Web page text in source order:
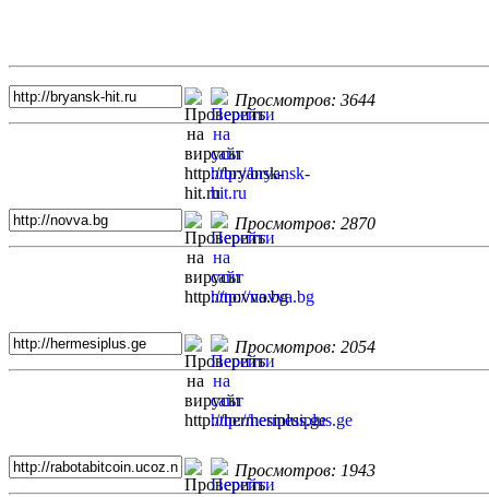
Просмотров: 3644
Просмотров: 2870
Просмотров: 2054
Просмотров: 1943